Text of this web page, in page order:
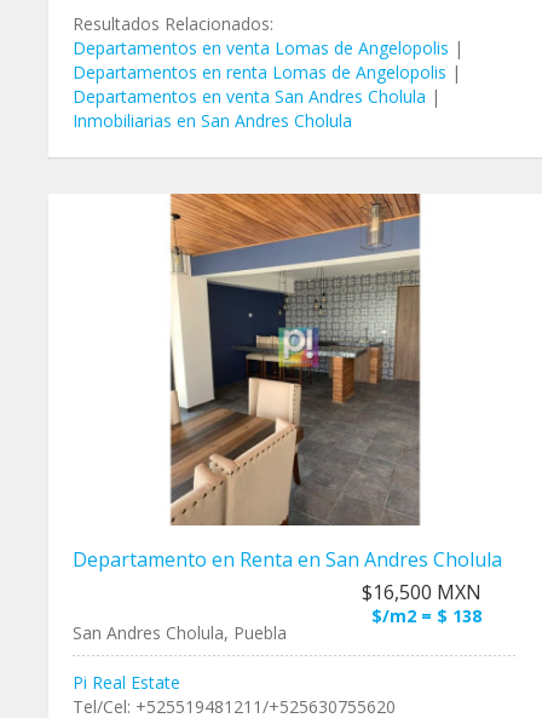
Resultados Relacionados:
Departamentos en venta Lomas de Angelopolis |
Departamentos en renta Lomas de Angelopolis |
Departamentos en venta San Andres Cholula |
Inmobiliarias en San Andres Cholula
Departamento en Renta en San Andres Cholula
$16,500 MXN
$/m2 = $ 138
San Andres Cholula, Puebla
Pi Real Estate
Tel/Cel: +525519481211/+525630755620